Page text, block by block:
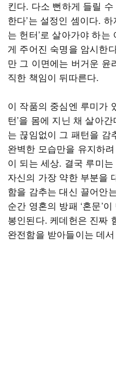
킨다. 다소 뻔하게 들릴
한다’는 설정인 셈이다.
는 헌터’로 살아가야 하
게 주어진 숙명을 암시한
만 그 이면에는 버거운 윤
직한 책임이 뒤따른다.
이 작품의 중심엔 루미가
턴’을 몸에 지닌 채 살아
는 끊임없이 그 패턴을 감
완벽한 모습만을 유지하
이 되는 세상. 결국 루미
자신의 가장 약한 부분을
함을 감추는 대신 끌어안
순간 영혼의 방패 ‘혼문’
봉인된다. 케데헌은 진짜
완전함을 받아들이는 데